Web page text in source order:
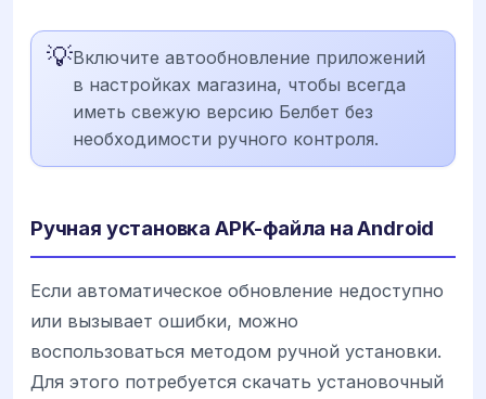
💡Включите автообновление приложений
в настройках магазина, чтобы всегда
иметь свежую версию Белбет без
необходимости ручного контроля.
Ручная установка APK-файла на Android
Если автоматическое обновление недоступно
или вызывает ошибки, можно
воспользоваться методом ручной установки.
Для этого потребуется скачать установочный